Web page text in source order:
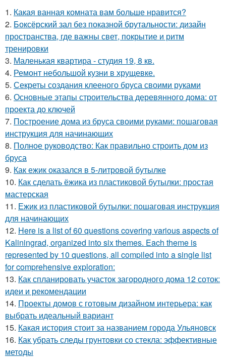
1. Какая ванная комната вам больше нравится?
2. Боксёрский зал без показной брутальности: дизайн
пространства, где важны свет, покрытие и ритм
тренировки
3. Маленькая квартира - студия 19, 8 кв.
4. Ремонт небольшой кузни в хрущевке.
5. Секреты создания клееного бруса своими руками
6. Основные этапы строительства деревянного дома: от
проекта до ключей
7. Построение дома из бруса своими руками: пошаговая
инструкция для начинающих
8. Полное руководство: Как правильно строить дом из
бруса
9. Как ежик оказался в 5-литровой бутылке
10. Как сделать ёжика из пластиковой бутылки: простая
мастерская
11. Ежик из пластиковой бутылки: пошаговая инструкция
для начинающих
12. Here is a list of 60 questions covering various aspects of
Kaliningrad, organized into six themes. Each theme is
represented by 10 questions, all compiled into a single list
for comprehensive exploration:
13. Как спланировать участок загородного дома 12 соток:
идеи и рекомендации
14. Проекты домов с готовым дизайном интерьера: как
выбрать идеальный вариант
15. Какая история стоит за названием города Ульяновск
16. Как убрать следы грунтовки со стекла: эффективные
методы